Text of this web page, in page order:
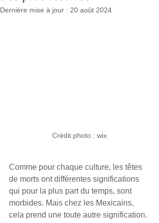
Dernière mise à jour : 20 août 2024
Crédit photo : wix
Comme pour chaque culture, les têtes
de morts ont différentes significations
qui pour la plus part du temps, sont
morbides. Mais chez les Mexicains,
cela prend une toute autre signification.